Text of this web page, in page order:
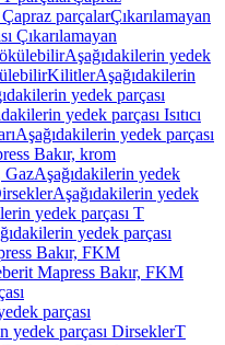
parçalarÇıkarılamayan
Çıkarılamayan
Aşağıdakilerin yedek
KilitlerAşağıdakilerin
yedek parçası
yedek parçası Isıtıcı
Aşağıdakilerin yedek parçası
Bakır, krom
GazAşağıdakilerin yedek
Aşağıdakilerin yedek
yedek parçası T
yedek parçası
Bakır, FKM
Mapress Bakır, FKM
parçası
yedek parçası DirseklerT